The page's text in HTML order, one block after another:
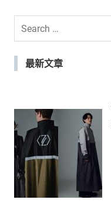
Search
最新文章